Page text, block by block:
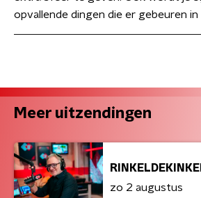
opvallende dingen die er gebeuren in
Meer uitzendingen
zo 2 augustus